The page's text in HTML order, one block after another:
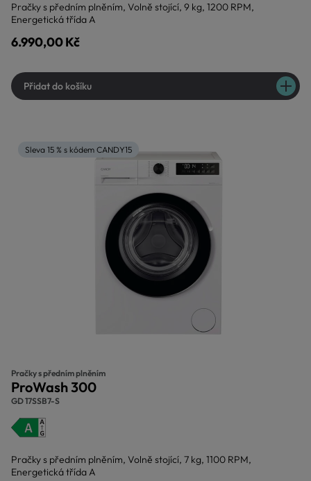
Pračky s předním plněním, Volně stojící, 9 kg, 1200 RPM,
Energetická třída A
6.990,00 Kč
Přidat do košíku
Sleva 15 % s kódem CANDY15
Pračky s předním plněním
ProWash 300
GD 17SSB7-S
Pračky s předním plněním, Volně stojící, 7 kg, 1100 RPM,
Energetická třída A